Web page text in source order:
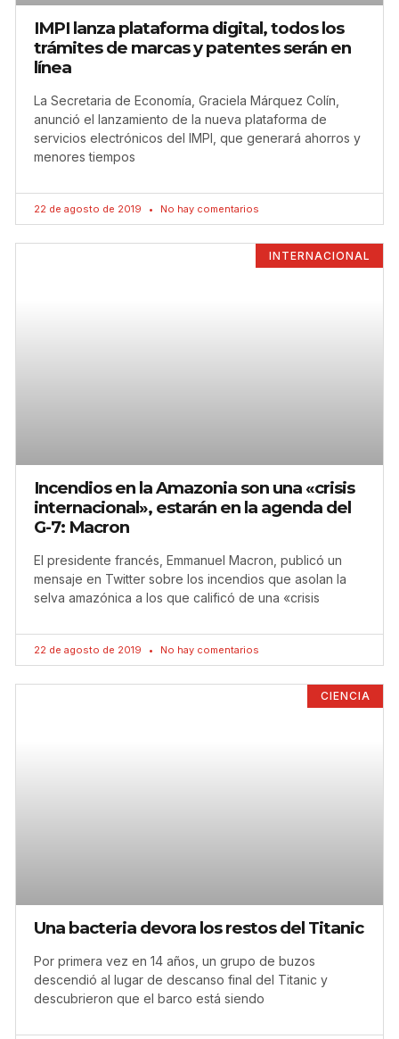
IMPI lanza plataforma digital, todos los
trámites de marcas y patentes serán en
línea
La Secretaria de Economía, Graciela Márquez Colín,
anunció el lanzamiento de la nueva plataforma de
servicios electrónicos del IMPI, que generará ahorros y
menores tiempos
22 de agosto de 2019 No hay comentarios
INTERNACIONAL
Incendios en la Amazonia son una «crisis
internacional», estarán en la agenda del
G-7: Macron
El presidente francés, Emmanuel Macron, publicó un
mensaje en Twitter sobre los incendios que asolan la
selva amazónica a los que calificó de una «crisis
22 de agosto de 2019 No hay comentarios
CIENCIA
Una bacteria devora los restos del Titanic
Por primera vez en 14 años, un grupo de buzos
descendió al lugar de descanso final del Titanic y
descubrieron que el barco está siendo